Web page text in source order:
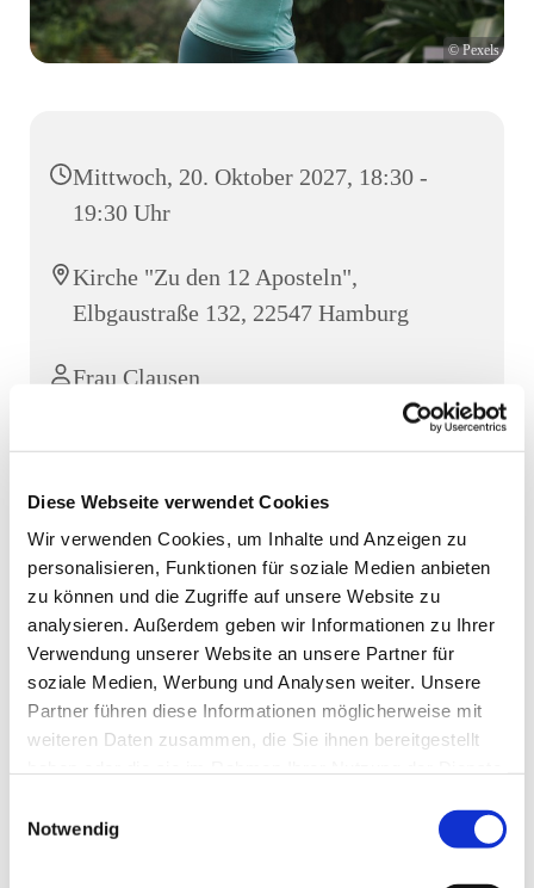
Diese Webseite verwendet Cookies
Wir verwenden Cookies, um Inhalte und Anzeigen zu
personalisieren, Funktionen für soziale Medien anbieten
zu können und die Zugriffe auf unsere Website zu
analysieren. Außerdem geben wir Informationen zu Ihrer
Verwendung unserer Website an unsere Partner für
soziale Medien, Werbung und Analysen weiter. Unsere
Partner führen diese Informationen möglicherweise mit
weiteren Daten zusammen, die Sie ihnen bereitgestellt
Notwendig
© Pexels
Mittwoch, 20. Oktober 2027, 18:30 -
19:30 Uhr
Kirche "Zu den 12 Aposteln",
Elbgaustraße 132, 22547 Hamburg
Frau Clausen
Fit sein und bleiben, egal, wie alt man ist - dafür tut eine
Gruppe was, die sich jeden Mittwoch von 18.30-19.30
Uhr im Seniorentreff der Kirchengemeinde "Zu den 12
Aposteln" trifft. Infos bei Diakonin Kerstin frerichs, Tel.
0176/47 666 706.